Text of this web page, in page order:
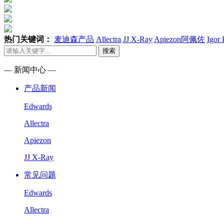
热门关键词： 麦迪森产品 Allectra JJ X-Ray Apiezon阿佩佐 Igor
搜索
— 新闻中心 —
产品新闻
Edwards
Allectra
Apiezon
JJ X-Ray
常见问题
Edwards
Allectra